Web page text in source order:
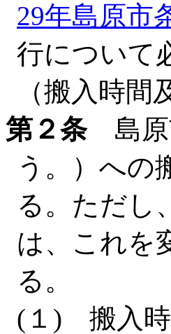
29年島原市
行について
（搬入時間
第２条島原
う。）への
る。ただし
は、これを
る。
(１) 搬入